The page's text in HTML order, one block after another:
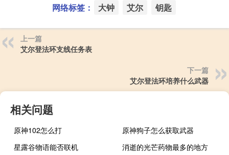
网络标签： 大钟 艾尔 钥匙
上一篇
艾尔登法环支线任务表
下一篇
艾尔登法环培养什么武器
相关问题
原神102怎么打
原神狗子怎么获取武器
星露谷物语能否联机
消逝的光芒药物最多的地方